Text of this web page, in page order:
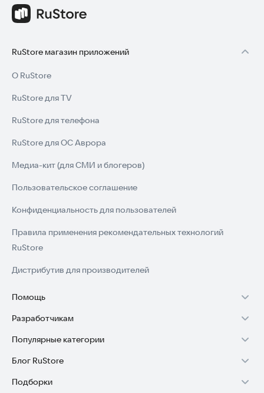
RuStore магазин приложений
О RuStore
RuStore для TV
RuStore для телефона
RuStore для ОС Аврора
Медиа-кит (для СМИ и блогеров)
Пользовательское соглашение
Конфиденциальность для пользователей
Правила применения рекомендательных технологий
RuStore
Дистрибутив для производителей
Помощь
Установка RuStore на TV
Установка RuStore на телефон
Установка RuStore в машину
Помощь пользователям RuStore
Разработчикам
Зарабатывать с RuStore
Стать разработчиком
Доступ к RuStore Консоль
Популярные категории
Игры для Android
Приложения банков
Блог RuStore
Обзоры игр для Android 2025
Подборки